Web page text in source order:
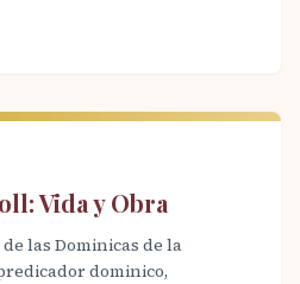
Vida y Obra
las Dominicas de la
dominico,